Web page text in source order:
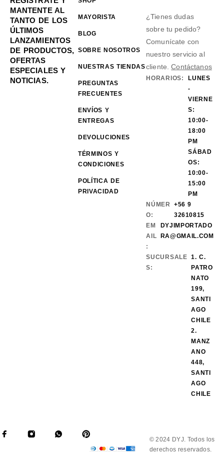
MANTENTE AL
TANTO DE LOS
ÚLTIMOS
LANZAMIENTOS
DE PRODUCTOS,
OFERTAS
ESPECIALES Y
NOTICIAS.
MAYORISTA
BLOG
SOBRE NOSOTROS
NUESTRAS TIENDAS
PREGUNTAS
FRECUENTES
ENVÍOS Y
ENTREGAS
DEVOLUCIONES
TÉRMINOS Y
CONDICIONES
POLÍTICA DE
PRIVACIDAD
¿Tienes dudas
sobre tu pedido?
Comunícate con
nuestro servicio al
cliente.Contáctanos
HORARIOS:
LUNES
-
VIERNE
S:
10:00-
18:00
PM
SÁBAD
OS:
10:00-
15:00
PM
NÚMER
O:
+56 9
32610815
EM
AIL
:
DYJIMPORTADO
RA@GMAIL.COM
SUCURSALE
S:
1. C.
PATRO
NATO
199,
SANTI
AGO
CHILE
2.
MANZ
ANO
448,
SANTI
AGO
CHILE
© 2024 DYJ. Todos los
derechos reservados.